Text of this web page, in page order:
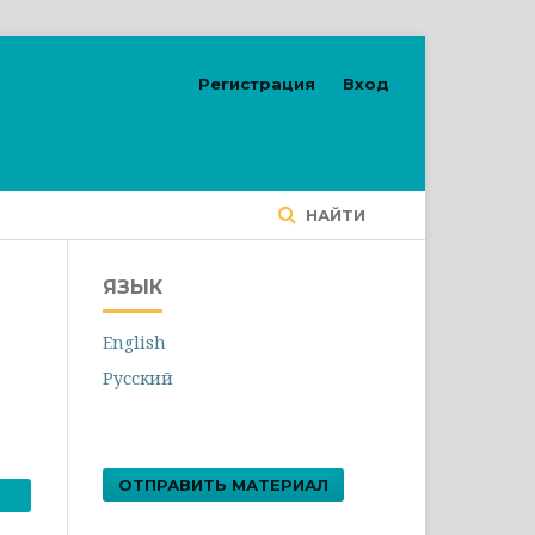
НАЙТИ
Регистрация Вход
ЯЗЫК
English
Русский
ОТПРАВИТЬ МАТЕРИАЛ